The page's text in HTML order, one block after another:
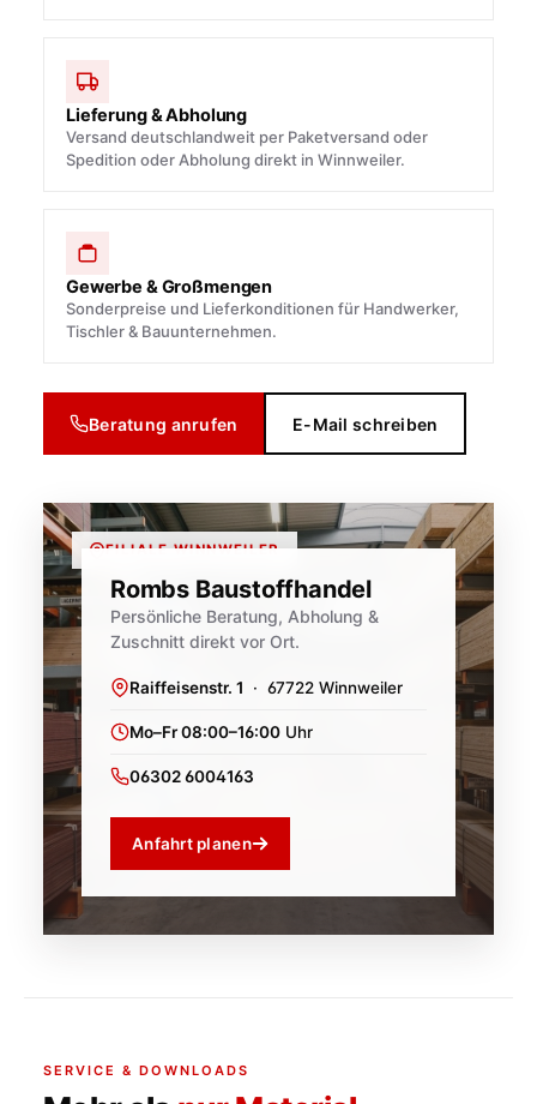
Lieferung & Abholung
Versand deutschlandweit per Paketversand oder
Spedition oder Abholung direkt in Winnweiler.
Gewerbe & Großmengen
Sonderpreise und Lieferkonditionen für Handwerker,
Tischler & Bauunternehmen.
Beratung anrufen E-Mail schreiben
FILIALE WINNWEILER
Rombs Baustoffhandel
Persönliche Beratung, Abholung &
Zuschnitt direkt vor Ort.
Raiffeisenstr. 1 · 67722 Winnweiler
Mo–Fr 08:00–16:00 Uhr
06302 6004163
Anfahrt planen
SERVICE & DOWNLOADS